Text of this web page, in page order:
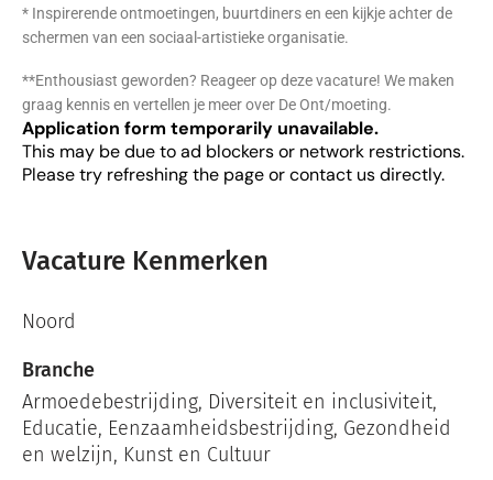
* Inspirerende ontmoetingen, buurtdiners en een kijkje achter de
schermen van een sociaal-artistieke organisatie.
**Enthousiast geworden? Reageer op deze vacature! We maken
graag kennis en vertellen je meer over De Ont/moeting.
Application form temporarily unavailable.
This may be due to ad blockers or network restrictions.
Please try refreshing the page or contact us directly.
Vacature Kenmerken
Noord
Branche
Armoedebestrijding, Diversiteit en inclusiviteit,
Educatie, Eenzaamheidsbestrijding, Gezondheid
en welzijn, Kunst en Cultuur